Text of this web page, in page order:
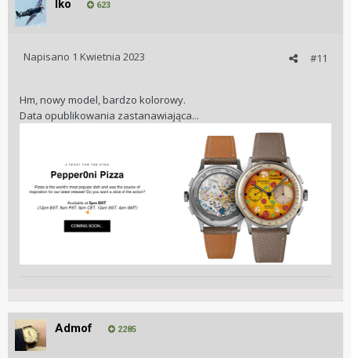
Iko 623
#11
Napisano 1 Kwietnia 2023
Hm, nowy model, bardzo kolorowy.
Data opublikowania zastanawiająca...
Admof 2285